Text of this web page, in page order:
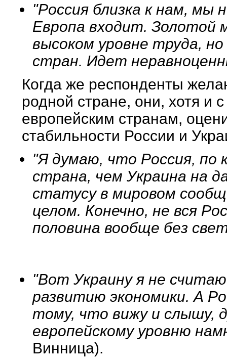
"Россия близка к нам, мы
Европа входит. Золотой
высоком уровне труда,
стран. Идет
Когда же респонденты
родной стране, они, хотя и
европейским странам,
стабильности России и
"Я думаю, что Россия, по
страна, чем Украина на
статусу в мировом
целом. Конечно, не вся
половина вообще без
"Вот Украину я не
развитию экономики. А
тому, что вижу и слышу,
европейскому уровню
Винница).